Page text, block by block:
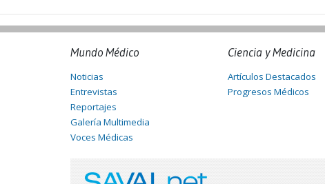
Mundo Médico
Noticias
Entrevistas
Reportajes
Galería Multimedia
Voces Médicas
Ciencia y Medicina
Artículos Destacados
Progresos Médicos